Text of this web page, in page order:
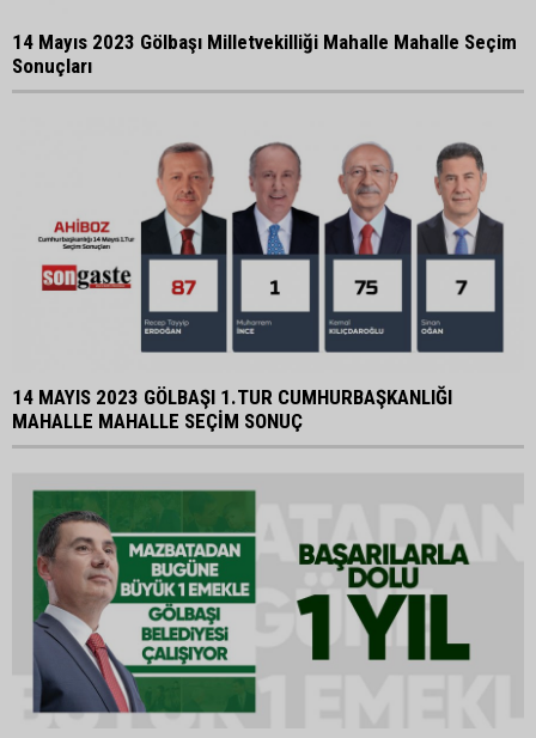
14 Mayıs 2023 Gölbaşı Milletvekilliği Mahalle Mahalle Seçim
Sonuçları
14 MAYIS 2023 GÖLBAŞI 1.TUR CUMHURBAŞKANLIĞI
MAHALLE MAHALLE SEÇİM SONUÇ